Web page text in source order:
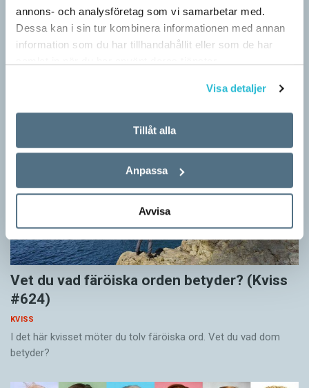
annons- och analysföretag som vi samarbetar med.
Dessa kan i sin tur kombinera informationen med annan
information som du har tillhandahållit eller som de har
Visa detaljer
Tillåt alla
Anpassa
Avvisa
#625)
KVISS
Vet du vad färöiska orden betyder? (Kviss
#624)
KVISS
I det här kvisset möter du tolv färöiska ord. Vet du vad dom
betyder?